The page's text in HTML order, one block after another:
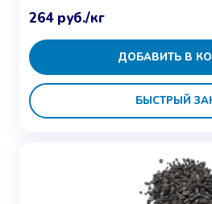
264 руб./кг
ДОБАВИТЬ В
БЫСТРЫЙ